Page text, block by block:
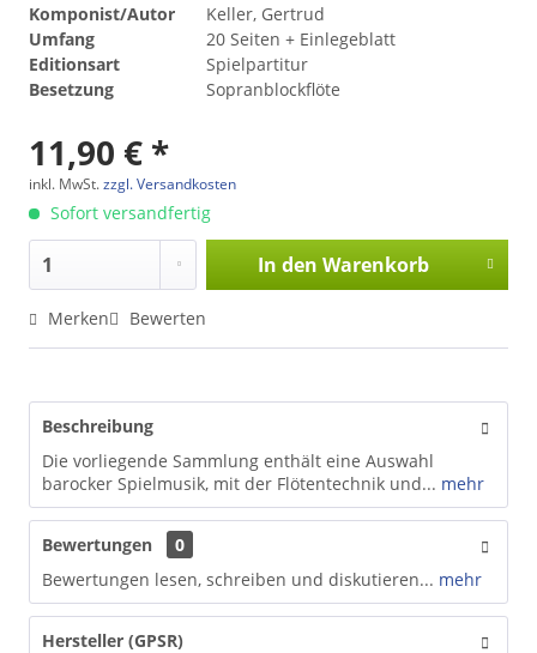
Komponist/Autor
Keller, Gertrud
Umfang
20 Seiten + Einlegeblatt
Editionsart
Spielpartitur
Besetzung
Sopranblockflöte
11,90 € *
inkl. MwSt.zzgl. Versandkosten
Sofort versandfertig
In den Warenkorb
Merken Bewerten
Beschreibung
Die vorliegende Sammlung enthält eine Auswahl
barocker Spielmusik, mit der Flötentechnik und... mehr
Bewertungen
0
Bewertungen lesen, schreiben und diskutieren... mehr
Hersteller (GPSR)